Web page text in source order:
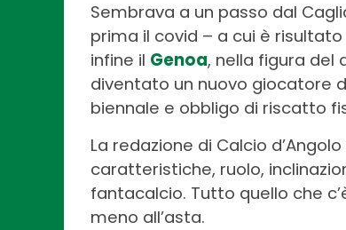
Sembrava a un passo dal
prima il covid – a cui è
infine il Genoa, nella figura del
diventato un nuovo giocatore
biennale e obbligo di riscatto
La redazione di Calcio
caratteristiche, ruolo,
fantacalcio. Tutto quello che
meno all’asta.